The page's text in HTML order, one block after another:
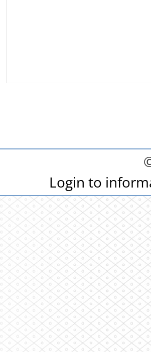
Login to